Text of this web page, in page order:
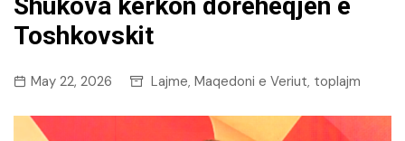
Toshkovskit
May 22, 2026 Lajme, Maqedoni e Veriut, toplajm